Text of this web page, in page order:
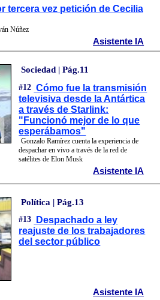
tercera vez petición de Cecilia
Núñez
Asistente IA
Sociedad | Pág.11
#12 Cómo fue la transmisión
televisiva desde la Antártica
a través de Starlink:
"Funcionó mejor de lo que
esperábamos"
Gonzalo Ramírez cuenta la experiencia de
despachar en vivo a través de la red de
satélites de Elon Musk
Asistente IA
Política | Pág.13
#13
Despachado a ley
reajuste de los trabajadores
del sector público
Asistente IA